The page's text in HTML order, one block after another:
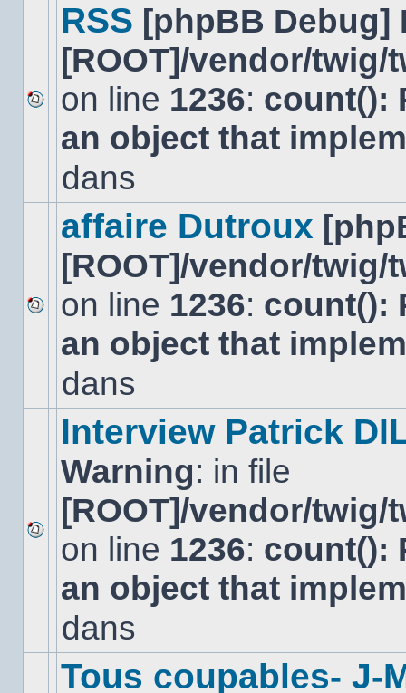
Aucun
nouveau
message
sujet.
RSS [phpBB Debug]
[ROOT]/vendor/
on line 1236: count():
an object that
dans
Aucun
nouveau
message
sujet.
affaire Dutroux
[ROOT]/vendor/
on line 1236: count():
an object that
dans
Aucun
nouveau
message
non-
dans
Interview Patrick
Warning: in file
[ROOT]/vendor/
on line 1236: count():
an object that
dans
Tous coupables- J-